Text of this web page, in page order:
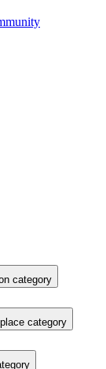
category
category